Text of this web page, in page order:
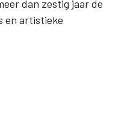
dan zestig jaar de
en artistieke